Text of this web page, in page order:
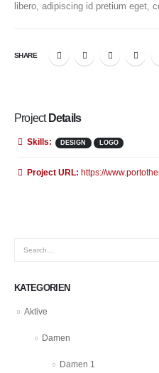
libero, adipiscing id pretium eget,
SHARE
Project Details
Skills: DESIGN LOGO
Project URL: https://
KATEGORIEN
Aktive
Damen
Damen 1